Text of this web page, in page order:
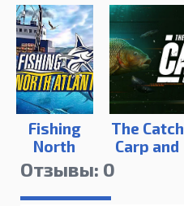
Fishing
North
Atlantic
The Catch
Carp and
Отзывы: 0